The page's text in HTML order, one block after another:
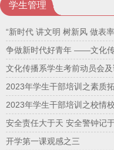
学生管理
文化传播系学生考前动员会
2023年学生干部培训之素质
安全责任大于天 安全警钟记
开学第一课观感之三